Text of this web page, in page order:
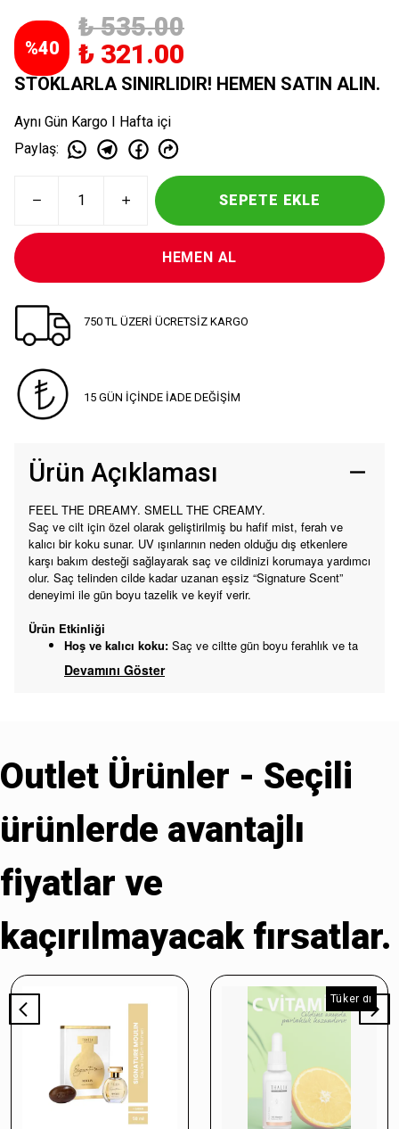
%40
₺ 535.00
₺ 321.00
STOKLARLA SINIRLIDIR! HEMEN SATIN ALIN.
Aynı Gün Kargo I Hafta içi
Paylaş:
SEPETE EKLE
HEMEN AL
750 TL ÜZERİ ÜCRETSİZ KARGO
15 GÜN İÇİNDE İADE DEĞİŞİM
Ürün Açıklaması
FEEL THE DREAMY. SMELL THE CREAMY.
Saç ve cilt için özel olarak geliştirilmiş bu hafif mist, ferah ve
kalıcı bir koku sunar. UV ışınlarının neden olduğu dış etkenlere
karşı bakım desteği sağlayarak saç ve cildinizi korumaya yardımcı
olur. Saç telinden cilde kadar uzanan eşsiz “Signature Scent”
deneyimi ile gün boyu tazelik ve keyif verir.
Ürün Etkinliği
Hoş ve kalıcı koku: Saç ve ciltte gün boyu ferahlık ve ta
Devamını Göster
Outlet Ürünler - Seçili
ürünlerde avantajlı
fiyatlar ve
kaçırılmayacak fırsatlar.
Tükendi